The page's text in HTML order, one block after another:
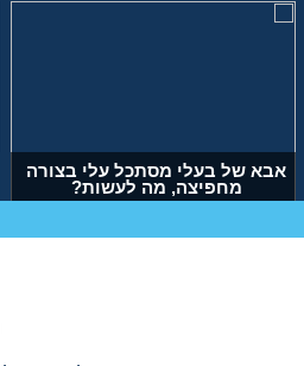
אבא של בעלי מסתכל עלי בצורה
מחפיצה, מה לעשות?